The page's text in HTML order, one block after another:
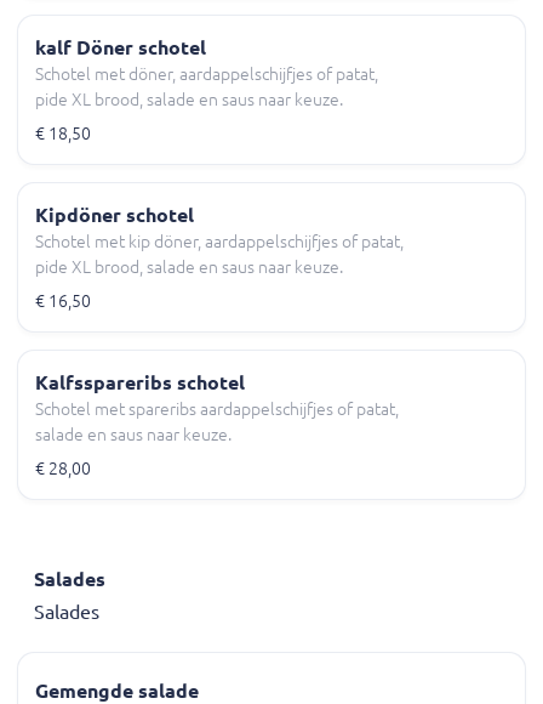
kalf Döner schotel
Schotel met döner, aardappelschijfjes of patat,
pide XL brood, salade en saus naar keuze.
€ 18,50
Kipdöner schotel
Schotel met kip döner, aardappelschijfjes of patat,
pide XL brood, salade en saus naar keuze.
€ 16,50
Kalfsspareribs schotel
Schotel met spareribs aardappelschijfjes of patat,
salade en saus naar keuze.
€ 28,00
Salades
Salades
Gemengde salade